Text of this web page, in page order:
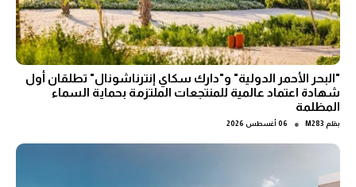
"البحر الأحمر الدولية" و"دارك سكاي إنترناشونال" تطلقان أول
شهادة اعتماد عالمية للمنتجعات الملتزمة بحماية السماء
المظلمة
بقلم M283
● 06 أغسطس 2026